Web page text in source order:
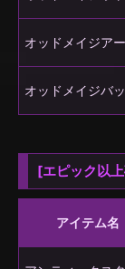
オッドメイジア
オッドメイジバ
[エピック以
アイテム名